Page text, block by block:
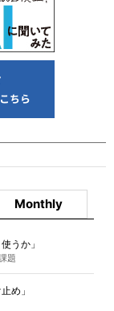
Monthly
うか」
題
め」